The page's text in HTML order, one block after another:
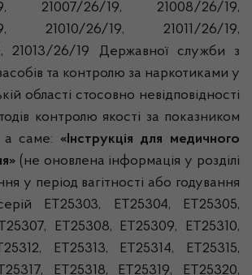
21007/26/19, 21008/26/19,
21010/26/19, 21011/26/19,
21013/26/19 Державної служби з
та контролю за наркотиками у
області стосовно невідповідності
контролю якості за показником
а саме: «Інструкція для медичного
(не оновлена інформація у розділі
у період вагітності або годування
ЕТ25303, ЕТ25304, ЕТ25305,
ЕТ25308, ЕТ25309, ЕТ25310,
ЕТ25313, ЕТ25314, ЕТ25315,
ЕТ25318, ЕТ25319, ЕТ25320,